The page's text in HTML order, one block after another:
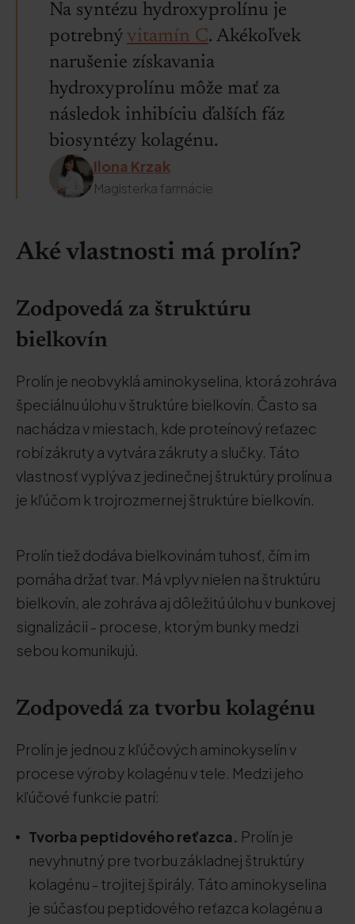
Na syntézu hydroxyprolínu je
potrebný vitamín C. Akékoľvek
narušenie získavania
hydroxyprolínu môže mať za
následok inhibíciu ďalších fáz
biosyntézy kolagénu.
Ilona Krzak
Magisterka farmácie
Aké vlastnosti má prolín?
Zodpovedá za štruktúru
bielkovín
Prolín je neobvyklá aminokyselina, ktorá zohráva
špeciálnu úlohu v štruktúre bielkovín. Často sa
nachádza v miestach, kde proteínový reťazec
robí zákruty a vytvára zákruty a slučky. Táto
vlastnosť vyplýva z jedinečnej štruktúry prolínu a
je kľúčom k trojrozmernej štruktúre bielkovín.
Prolín tiež dodáva bielkovinám tuhosť, čím im
pomáha držať tvar. Má vplyv nielen na štruktúru
bielkovín, ale zohráva aj dôležitú úlohu v bunkovej
signalizácii - procese, ktorým bunky medzi
sebou komunikujú.
Zodpovedá za tvorbu kolagénu
Prolín je jednou z kľúčových aminokyselín v
procese výroby kolagénu v tele. Medzi jeho
kľúčové funkcie patrí:
Tvorba peptidového reťazca. Prolín je
nevyhnutný pre tvorbu základnej štruktúry
kolagénu - trojitej špirály. Táto aminokyselina
je súčasťou peptidového reťazca kolagénu a